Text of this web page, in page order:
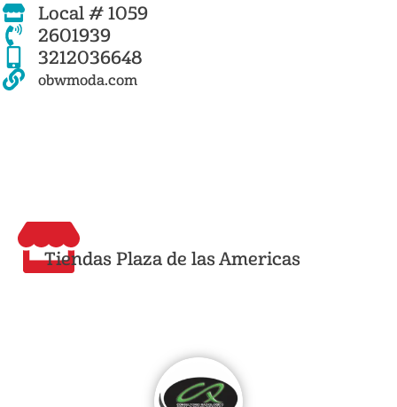
Local # 1059
2601939
3212036648
obwmoda.com
Tiendas Plaza de las Americas